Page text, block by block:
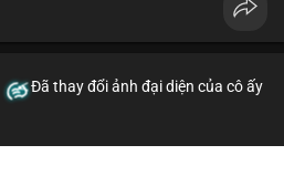
Đã thay đổi ảnh đại diện của cô ấy